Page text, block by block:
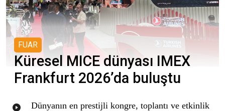
FUAR
Küresel MICE dünyası IMEX
Frankfurt 2026’da buluştu
Dünyanın en prestijli kongre, toplantı ve etkinlik